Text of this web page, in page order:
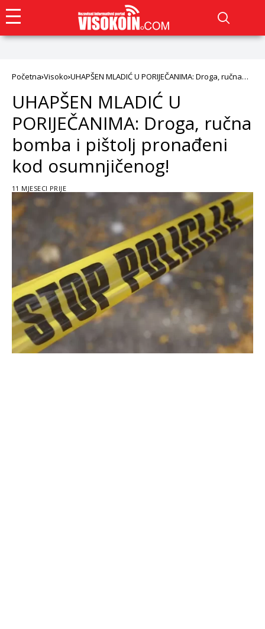
Početna Visoko UHAPŠEN MLADIĆ U PORIJEČANIMA: Droga, ručna
UHAPŠEN MLADIĆ U
PORIJEČANIMA: Droga, ručna
bomba i pištolj pronađeni
kod osumnjičenog!
11 MJESECI PRIJE